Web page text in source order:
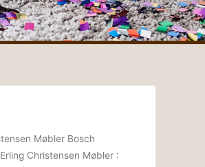
Møbler Bosch
Christensen Møbler :